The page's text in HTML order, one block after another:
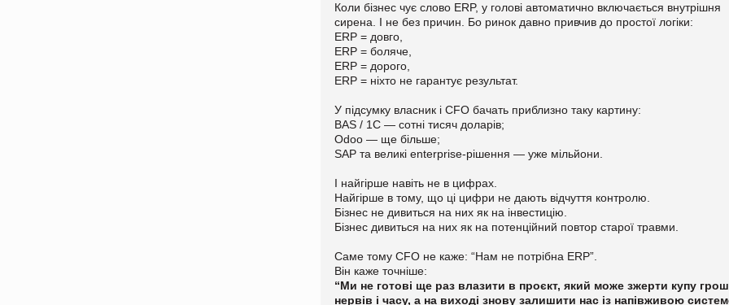
Коли бізнес чує слово ERP, у голові автоматично включається внутрішня
сирена. І не без причин. Бо ринок давно привчив до простої логіки:
ERP = довго,
ERP = боляче,
ERP = дорого,
ERP = ніхто не гарантує результат.
У підсумку власник і CFO бачать приблизно таку картину:
BAS / 1С — сотні тисяч доларів;
Odoo — ще більше;
SAP та великі enterprise-рішення — уже мільйони.
І найгірше навіть не в цифрах.
Найгірше в тому, що ці цифри не дають відчуття контролю.
Бізнес не дивиться на них як на інвестицію.
Бізнес дивиться на них як на потенційний повтор старої травми.
Саме тому CFO не каже: “Нам не потрібна ERP”.
Він каже точніше:
“Ми не готові ще раз влазити в проєкт, який може зжерти купу
нервів і часу, а на виході знову залишити нас із напівживою